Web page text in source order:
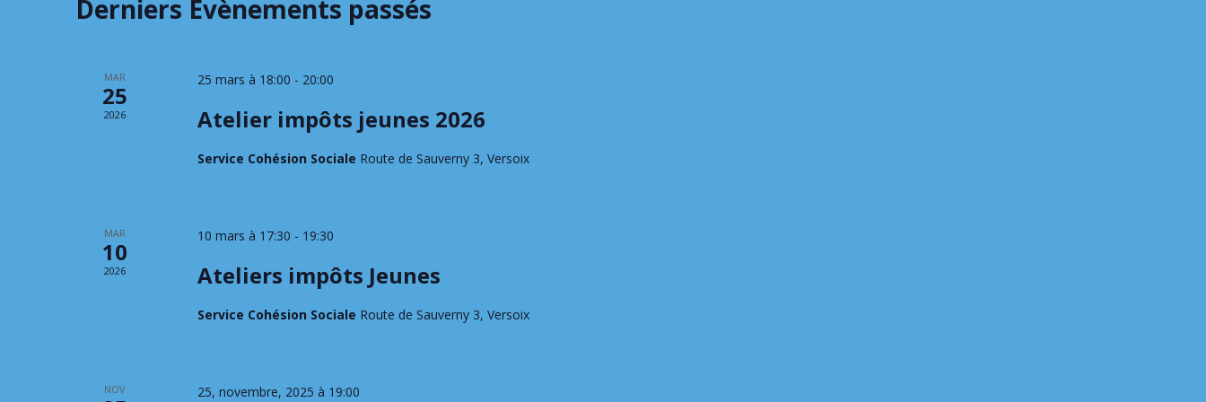
Derniers Évènements passés
MAR
25
2026
25 mars à 18:00 - 20:00
Atelier impôts jeunes 2026
Service Cohésion Sociale Route de Sauverny 3, Versoix
MAR
10
2026
10 mars à 17:30 - 19:30
Ateliers impôts Jeunes
Service Cohésion Sociale Route de Sauverny 3, Versoix
NOV 25, novembre, 2025 à 19:00